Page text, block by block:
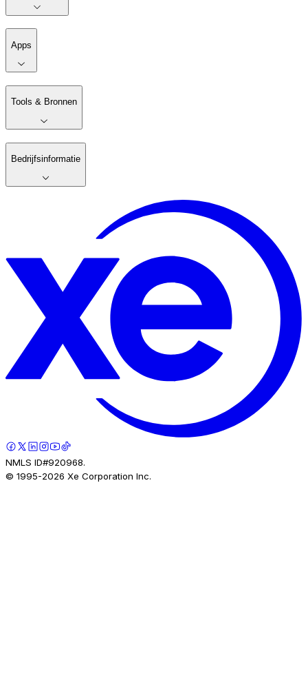
Apps
Tools & Bronnen
Bedrijfsinformatie
NMLS ID#920968.
© 1995-2026 Xe Corporation Inc.